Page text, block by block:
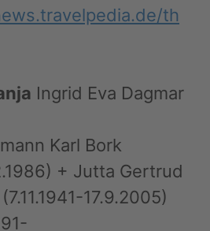
th
Ingrid Eva Dagmar
Karl Bork
+ Jutta Gertrud
17.9.2005)